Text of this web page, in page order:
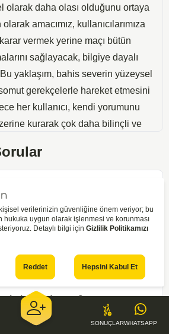
olarak daha olası olduğunu ortaya
amacımız, kullanıcılarımıza
vermek yerine maçı bütün
sağlayacak, bilgiye dayalı
yaklaşım, bahis severin yüzeysel
gerekçelerle hareket etmesini
her kullanıcı, kendi yorumunu
kurarak çok daha bilinçli ve
kazanır, deplasman mı?"
Modern tahmin yaklaşımı;
gol beklentisini, ilk yarı ve
karşılıklı gol olasılığını, hatta
çok daha geniş bir seçenek
farklı şekillerde yönetme imkânı
okumak, yalnızca kazanan tarafı
oyunun nasıl bir seyir
nereden takip edilir?
mi?
kazandırır mı?
SONUÇLARWHATSAPP
kişisel verilerinizin güvenliğine önem veriyor; bu
uygun olarak işlenmesi ve korunması
Detaylı bilgi için Gizlilik Politikamızı
Reddet Hepsini Kabul Et